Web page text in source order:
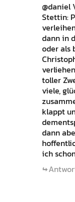
@daniel
Stettin:
dann in
oder als
toller
viele,
klappt
dann
ich